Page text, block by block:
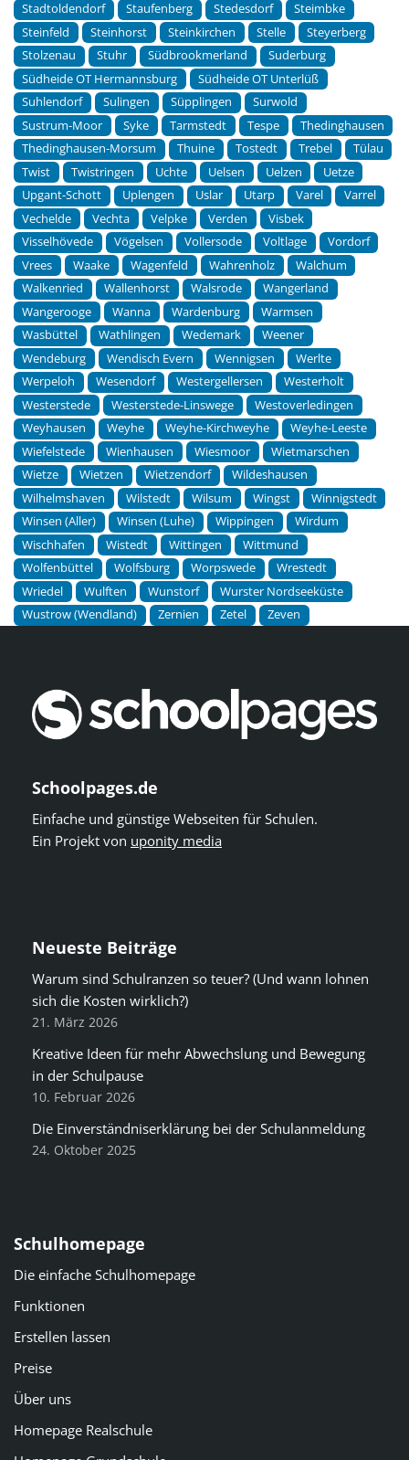
Stadtoldendorf
Staufenberg Stedesdorf
Steimbke
Steinfeld
Steinhorst Steinkirchen Stelle
Steyerberg
Stolzenau
Stuhr Südbrookmerland
Suderburg
Südheide OT Hermannsburg
Südheide OT Unterlüß
Suhlendorf
Sulingen Süpplingen
Surwold
Sustrum-Moor
Syke Tarmstedt Tespe
Thedinghausen
Thedinghausen-Morsum
Thuine Tostedt Trebel
Tülau
Twist
Twistringen Uchte Uelsen Uelzen
Uetze
Upgant-Schott
Uplengen Uslar Utarp Varel
Varrel
Vechelde
Vechta Velpke Verden
Visbek
Visselhövede
Vögelsen Vollersode Voltlage
Vordorf
Vrees
Waake Wagenfeld Wahrenholz
Walchum
Walkenried
Wallenhorst Walsrode
Wangerland
Wangerooge
Wanna Wardenburg
Warmsen
Wasbüttel
Wathlingen Wedemark
Weener
Wendeburg
Wendisch Evern Wennigsen
Werlte
Werpeloh
Wesendorf Westergellersen
Westerholt
Westerstede
Westerstede-Linswege
Westoverledingen
Weyhausen
Weyhe Weyhe-Kirchweyhe
Weyhe-Leeste
Wiefelstede
Wienhausen Wiesmoor
Wietmarschen
Wietze
Wietzen Wietzendorf
Wildeshausen
Wilhelmshaven
Wilstedt Wilsum Wingst
Winnigstedt
Winsen (Aller)
Winsen (Luhe) Wippingen
Wirdum
Wischhafen
Wistedt Wittingen
Wittmund
Wolfenbüttel
Wolfsburg Worpswede
Wrestedt
Wriedel
Wulften Wunstorf
Wurster Nordseeküste
Wustrow (Wendland)
Zernien Zetel Zeven
Schoolpages.de
Einfache und günstige Webseiten für Schulen.
Ein Projekt von uponity media
Neueste Beiträge
Warum sind Schulranzen so teuer? (Und wann lohnen
sich die Kosten wirklich?)
21. März 2026
Kreative Ideen für mehr Abwechslung und Bewegung
in der Schulpause
10. Februar 2026
Die Einverständniserklärung bei der Schulanmeldung
24. Oktober 2025
Schulhomepage
Die einfache Schulhomepage
Funktionen
Erstellen lassen
Preise
Über uns
Homepage Realschule